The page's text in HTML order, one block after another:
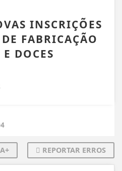
INSCRIÇÕES
FABRICAÇÃO
DOCES
A+ REPORTAR ERROS